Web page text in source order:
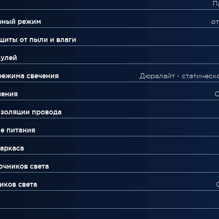
режим
от пыли и влаги
свечения Дюралайт -
провода
питания
света
света